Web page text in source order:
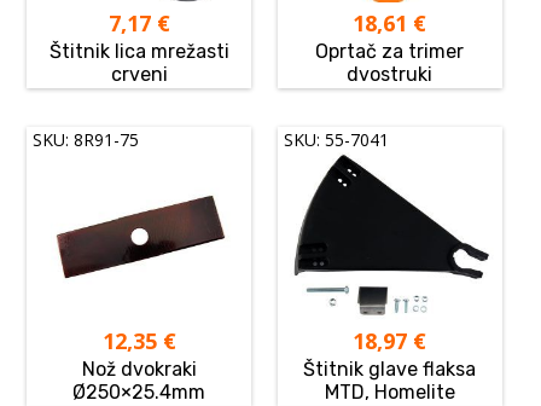
7,17 €
Štitnik lica mrežasti
crveni
18,61 €
Oprtač za trimer
dvostruki
SKU: 8R91-75
12,35 €
Nož dvokraki
Ø250×25.4mm
SKU: 55-7041
18,97 €
Štitnik glave flaksa
MTD, Homelite